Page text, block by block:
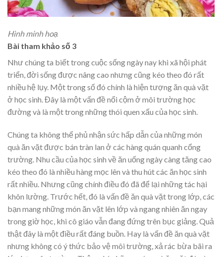
Hình minh hoạ
Bài tham khảo số 3
Như chúng ta biết trong cuộc sống ngày nay khi xã hội phát
triển, đời sống được nâng cao nhưng cũng kéo theo đó rất
nhiều hệ lụy. Một trong số đó chính là hiện tượng ăn quà vặt
ở học sinh. Đây là một vấn đề nổi cộm ở môi trường học
đường và là một trong những thói quen xấu của học sinh.
Chúng ta không thể phủ nhận sức hấp dẫn của những món
quà ăn vặt được bán tràn lan ở các hàng quán quanh cổng
trường. Nhu cầu của học sinh về ăn uống ngày càng tăng cao
kéo theo đó là nhiều hàng mọc lên và thu hút các ăn học sinh
rất nhiều. Nhưng cũng chính điều đó đã để lại những tác hại
khôn lường. Trước hết, đó là vấn đề ăn quà vặt trong lớp, các
bạn mang những món ăn vặt lên lớp và ngang nhiên ăn ngay
trong giờ học, khi cô giáo vẫn đang đứng trên bục giảng. Quả
thật đây là một điều rất đáng buồn. Hay là vấn đề ăn quà vặt
nhưng không có ý thức bảo vệ môi trường, xả rác bừa bãi ra